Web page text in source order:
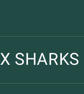
SHARKS